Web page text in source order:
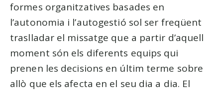
formes organitzatives basades en
l’autonomia i l’autogestió sol ser freqüent
traslladar el missatge que a partir d’aquell
moment són els diferents equips qui
prenen les decisions en últim terme sobre
allò que els afecta en el seu dia a dia. El